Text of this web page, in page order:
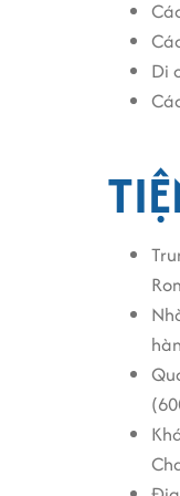
Tiện
Di